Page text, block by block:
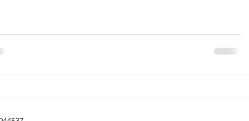
ちら↓ 大阪高槻市写真館 よくご利用いただいて